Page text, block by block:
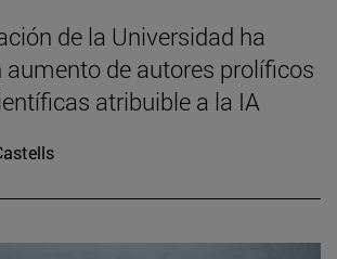
de la Universidad ha
aumento de autores prolíficos
atribuible a la IA